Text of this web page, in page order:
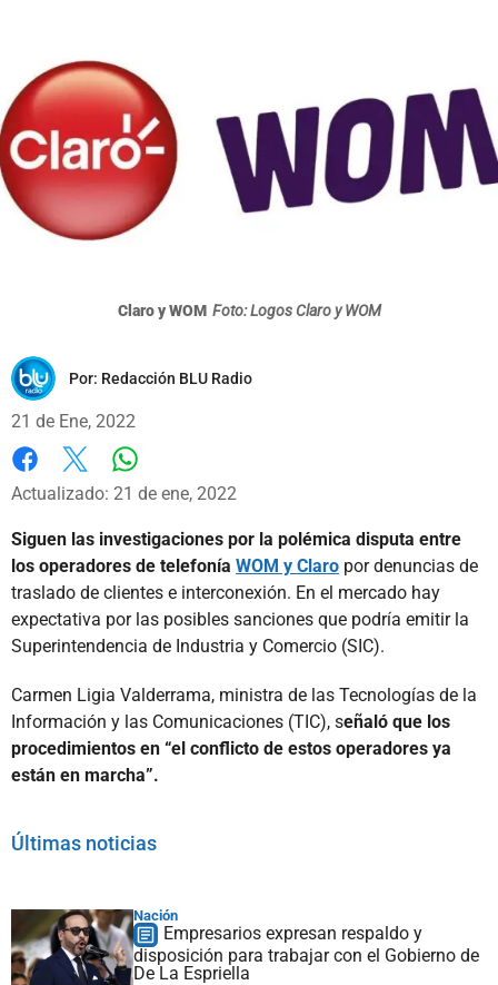
Claro y WOM Foto: Logos Claro y WOM
Por: Redacción BLU Radio
21 de Ene, 2022
Facebook
X
Actualizado: 21 de ene, 2022
Siguen las investigaciones por la polémica disputa entre
los operadores de telefonía WOM y Claro por denuncias de
traslado de clientes e interconexión. En el mercado hay
expectativa por las posibles sanciones que podría emitir la
Superintendencia de Industria y Comercio (SIC).
Carmen Ligia Valderrama, ministra de las Tecnologías de la
Información y las Comunicaciones (TIC), señaló que los
procedimientos en “el conflicto de estos operadores ya
están en marcha”.
Últimas noticias
Nación
Empresarios expresan respaldo y
disposición para trabajar con el Gobierno de
De La Espriella